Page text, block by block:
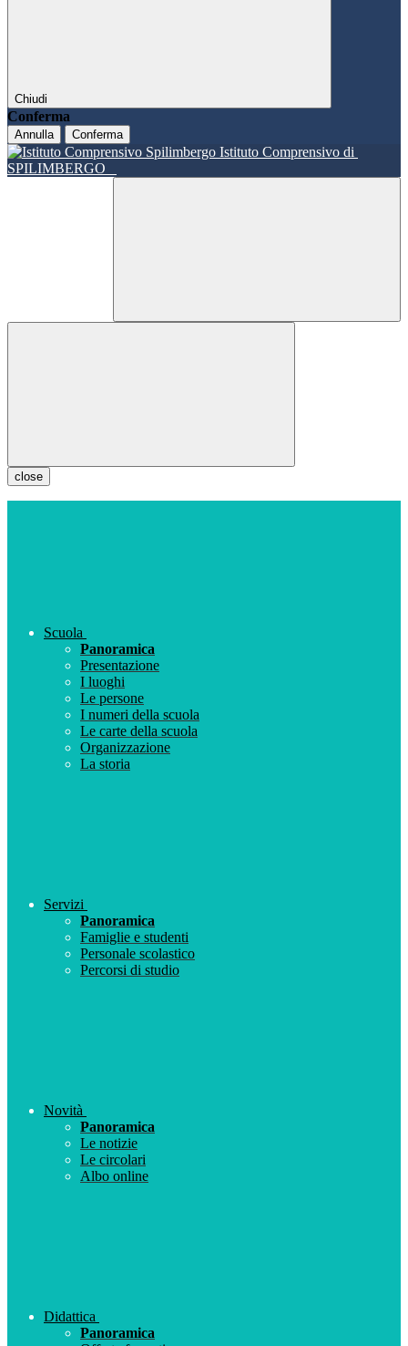
Chiudi
Conferma
Annulla Conferma
Istituto Comprensivo di
SPILIMBERGO
close
Scuola
Panoramica
Presentazione
I luoghi
Le persone
I numeri della scuola
Le carte della scuola
Organizzazione
La storia
Servizi
Panoramica
Famiglie e studenti
Personale scolastico
Percorsi di studio
Novità
Panoramica
Le notizie
Le circolari
Albo online
Didattica
Panoramica